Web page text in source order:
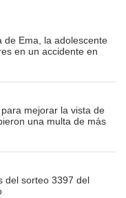
de Ema, la adolescente
en un accidente en
mejorar la vista de
una multa de más
del sorteo 3397 del